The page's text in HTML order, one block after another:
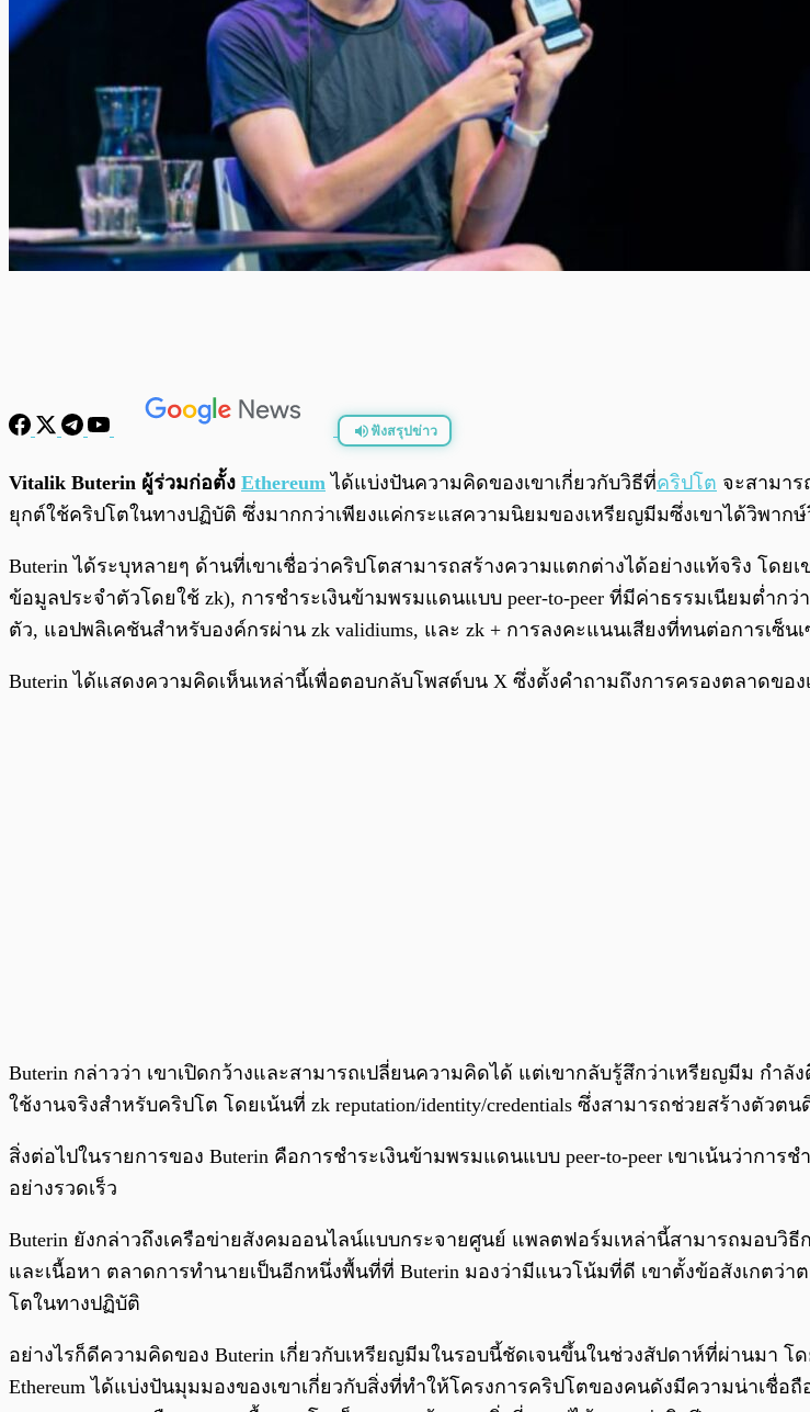
ฟังสรุปข่าว
พร้อมเล่น
Vitalik Buterin ผู้ร่วมก่อตั้ง Ethereum ได้แบ่งปันความคิดของเขาเกี่ยวกับวิธีที่คริปโต จะสามา
ยุกต์ใช้คริปโตในทางปฏิบัติ ซึ่งมากกว่าเพียงแค่กระแสความนิยมของเหรียญมีมซึ่งเขาได้วิพากษ์
Buterin ได้ระบุหลายๆ ด้านที่เขาเชื่อว่าคริปโตสามารถสร้างความแตกต่างได้อย่างแท้จริง โดยเ
ข้อมูลประจำตัวโดยใช้ zk), การชำระเงินข้ามพรมแดนแบบ peer-to-peer ที่มีค่าธรรมเนียมต่ำ
ตัว, แอปพลิเคชันสำหรับองค์กรผ่าน zk validiums, และ zk + การลงคะแนนเสียงที่ทนต่อการเซ็นเ
Buterin ได้แสดงความคิดเห็นเหล่านี้เพื่อตอบกลับโพสต์บน X ซึ่งตั้งคำถามถึงการครองตลาดข
Buterin กล่าวว่า เขาเปิดกว้างและสามารถเปลี่ยนความคิดได้ แต่เขากลับรู้สึกว่าเหรียญมีม กำ
ใช้งานจริงสำหรับคริปโต โดยเน้นที่ zk reputation/identity/credentials ซึ่งสามารถช่วยสร้างตัว
สิ่งต่อไปในรายการของ Buterin คือการชำระเงินข้ามพรมแดนแบบ peer-to-peer เขาเน้นว่าก
อย่างรวดเร็ว
Buterin ยังกล่าวถึงเครือข่ายสังคมออนไลน์แบบกระจายศูนย์ แพลตฟอร์มเหล่านี้สามารถมอบ
และเนื้อหา ตลาดการทำนายเป็นอีกหนึ่งพื้นที่ที่ Buterin มองว่ามีแนวโน้มที่ดี เขาตั้งข้อสังเกตว่
โตในทางปฏิบัติ
อย่างไรก็ดีความคิดของ Buterin เกี่ยวกับเหรียญมีมในรอบนี้ชัดเจนขึ้นในช่วงสัปดาห์ที่ผ่านมา
Ethereum ได้แบ่งปันมุมมองของเขาเกี่ยวกับสิ่งที่ทำให้โครงการคริปโตของคนดังมีความน่าเชื่